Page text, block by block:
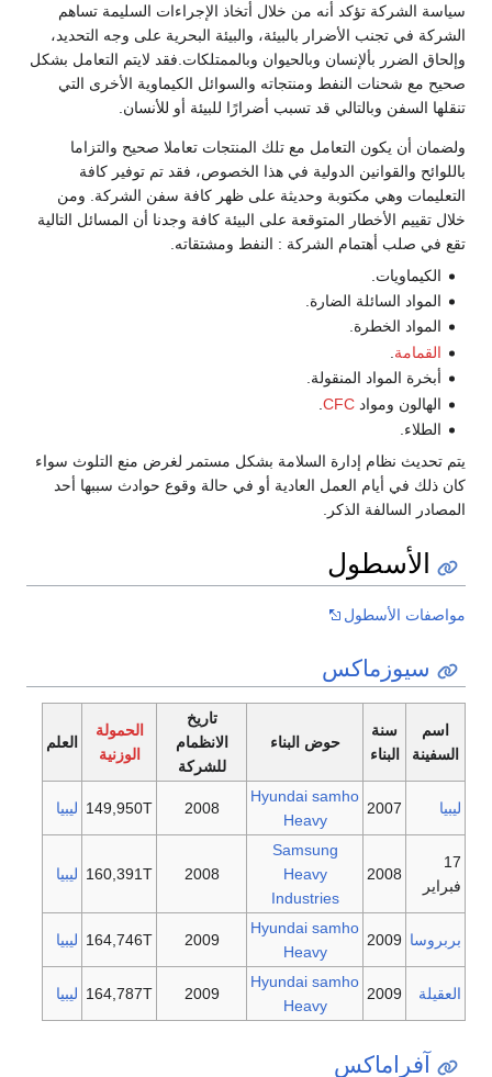
سياسة الشركة تؤكد أنه من خلال أتخاذ الإجراءات السليمة تساهم
الشركة في تجنب الأضرار بالبيئة، والبيئة البحرية على وجه التحديد،
وإلحاق الضرر بألإنسان وبالحيوان وبالممتلكات.فقد لايتم التعامل بشكل
صحيح مع شحنات النفط ومنتجاته والسوائل الكيماوية الأخرى التي
تنقلها السفن وبالتالي قد تسبب أضرارًا للبيئة أو للأنسان.
ولضمان أن يكون التعامل مع تلك المنتجات تعاملا صحيح والتزاما
باللوائح والقوانين الدولية في هذا الخصوص، فقد تم توفير كافة
التعليمات وهي مكتوبة وحديثة على ظهر كافة سفن الشركة. ومن
خلال تقييم الأخطار المتوقعة على البيئة كافة وجدنا أن المسائل التالية
تقع في صلب أهتمام الشركة : النفط ومشتقاته.
الكيماويات.
المواد السائلة الضارة.
المواد الخطرة.
القمامة.
أبخرة المواد المنقولة.
الهالون وموادCFC
.
الطلاء.
يتم تحديث نظام إدارة السلامة بشكل مستمر لغرض منع التلوث سواء
كان ذلك في أيام العمل العادية أو في حالة وقوع حوادث سببها أحد
المصادر السالفة الذكر.
الأسطول
مواصفات الأسطول
سيوزماكس
اسم
السفينة
سنة
البناء
حوض البناء
تاريخ
الانظمام
للشركة
الحمولة
الوزنية
العلم
ليبيا 2007
Hyundai samho
Heavy
2008
149,950T ليبيا
فبراير
2008
Samsung
Heavy
Industries
2008
160,391T ليبيا
بربروسا 2009
Hyundai samho
Heavy
2009
164,746T ليبيا
العقيلة 2009
Hyundai samho
Heavy
2009
164,787T ليبيا
آفراماكس